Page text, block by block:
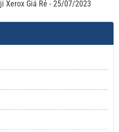
Xerox Giá Rẻ - 25/07/2023